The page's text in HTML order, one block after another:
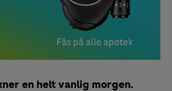
en helt vanlig morgen.